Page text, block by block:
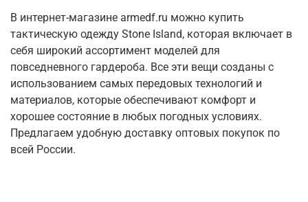
В интернет-магазине armedf.ru можно купить
тактическую одежду Stone Island, которая включает в
себя широкий ассортимент моделей для
повседневного гардероба. Все эти вещи созданы с
использованием самых передовых технологий и
материалов, которые обеспечивают комфорт и
хорошее состояние в любых погодных условиях.
Предлагаем удобную доставку оптовых покупок по
всей России.